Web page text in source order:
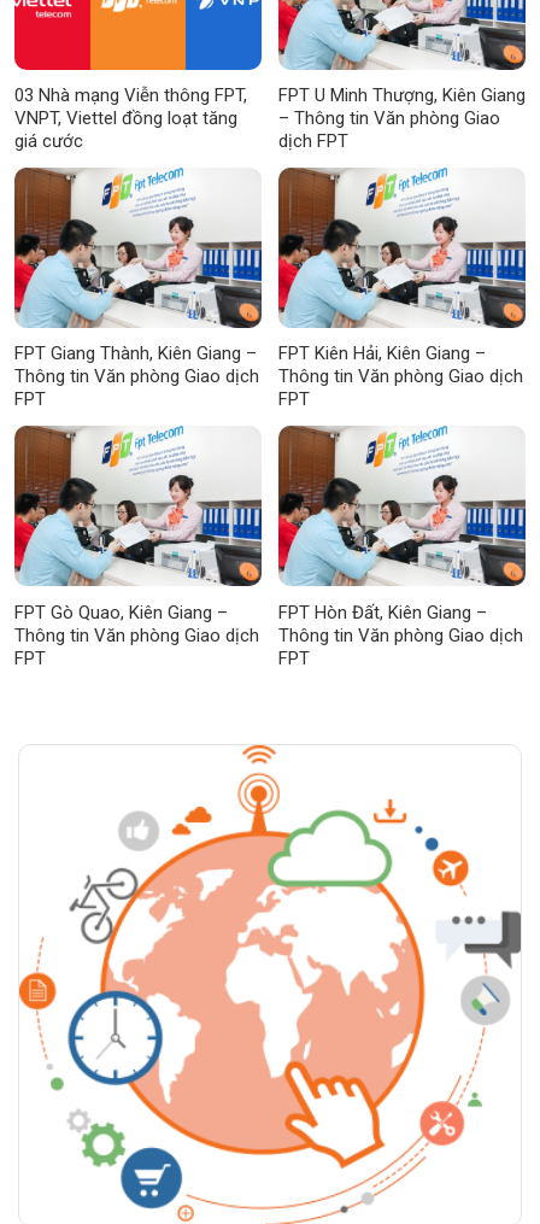
03 Nhà mạng Viễn thông FPT,
VNPT, Viettel đồng loạt tăng
giá cước
FPT U Minh Thượng, Kiên Giang
– Thông tin Văn phòng Giao
dịch FPT
FPT Giang Thành, Kiên Giang –
Thông tin Văn phòng Giao dịch
FPT
FPT Kiên Hải, Kiên Giang –
Thông tin Văn phòng Giao dịch
FPT
FPT Gò Quao, Kiên Giang –
Thông tin Văn phòng Giao dịch
FPT
FPT Hòn Đất, Kiên Giang –
Thông tin Văn phòng Giao dịch
FPT